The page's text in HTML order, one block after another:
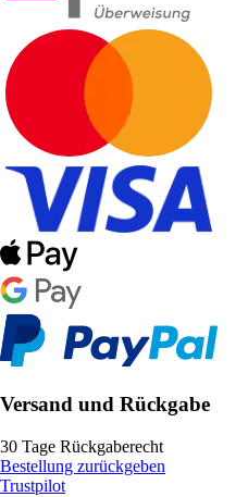
Versand und Rückgabe
30 Tage Rückgaberecht
Bestellung zurückgeben
Trustpilot